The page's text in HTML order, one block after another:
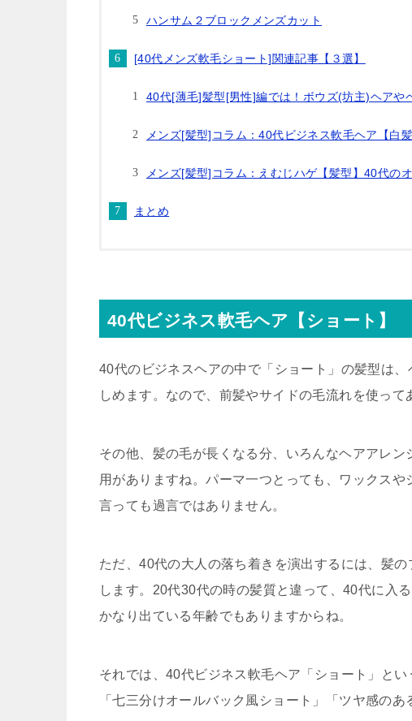
ハンサム２ブロックメンズカット
[40代メンズ軟毛ショート]関連記事【３選】
40代[薄毛]髪型[男性]編では！ボウズ(坊主)ヘアや
メンズ[髪型]コラム：40代ビジネス軟毛ヘア【白
メンズ[髪型]コラム：えむじハゲ【髪型】40代の
まとめ
40代ビジネス軟毛ヘア【ショート】
40代のビジネスヘアの中で「ショート」の髪型は
しめます。なので、前髪やサイドの毛流れを使って
その他、髪の毛が長くなる分、いろんなヘアアレ
用がありますね。パーマ一つとっても、ワックス
言っても過言ではありません。
ただ、40代の大人の落ち着きを演出するには、髪
します。20代30代の時の髪質と違って、40代に入
かなり出ている年齢でもありますからね。
それでは、40代ビジネス軟毛ヘア「ショート」と
「七三分けオールバック風ショート」「ツヤ感の